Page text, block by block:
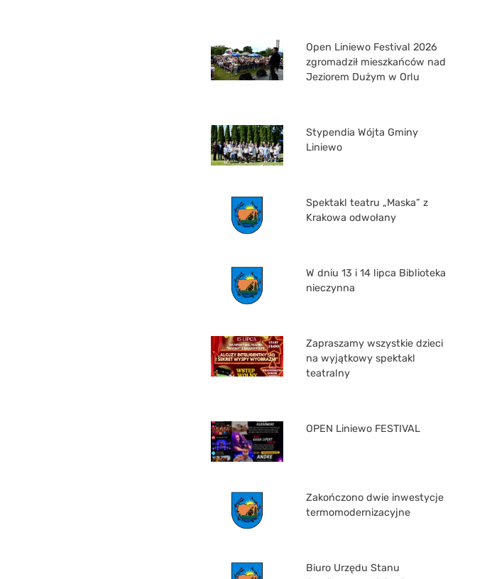
Open Liniewo Festival 2026
zgromadził mieszkańców nad
Jeziorem Dużym w Orlu
Stypendia Wójta Gminy
Liniewo
Spektakl teatru „Maska” z
Krakowa odwołany
W dniu 13 i 14 lipca Biblioteka
nieczynna
Zapraszamy wszystkie dzieci
na wyjątkowy spektakl
teatralny
OPEN Liniewo FESTIVAL
Zakończono dwie inwestycje
termomodernizacyjne
Biuro Urzędu Stanu